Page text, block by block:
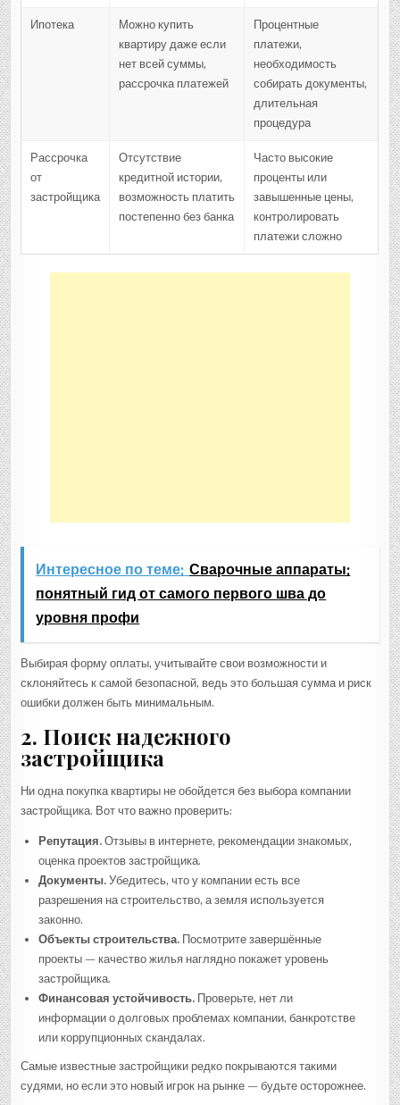
Ипотека
Можно купить
квартиру даже если
нет всей суммы,
рассрочка платежей
Процентные
платежи,
необходимость
собирать документы,
длительная
процедура
Рассрочка
от
застройщика
Отсутствие
кредитной истории,
возможность платить
постепенно без банка
Часто высокие
проценты или
завышенные цены,
контролировать
платежи сложно
Интересное по теме: Сварочные аппараты:
понятный гид от самого первого шва до
уровня профи
Выбирая форму оплаты, учитывайте свои возможности и
склоняйтесь к самой безопасной, ведь это большая сумма и риск
ошибки должен быть минимальным.
2. Поиск надежного
застройщика
Ни одна покупка квартиры не обойдется без выбора компании
застройщика. Вот что важно проверить:
Репутация. Отзывы в интернете, рекомендации знакомых,
оценка проектов застройщика.
Документы. Убедитесь, что у компании есть все
разрешения на строительство, а земля используется
законно.
Объекты строительства. Посмотрите завершённые
проекты — качество жилья наглядно покажет уровень
застройщика.
Финансовая устойчивость. Проверьте, нет ли
информации о долговых проблемах компании, банкротстве
или коррупционных скандалах.
Самые известные застройщики редко покрываются такими
судями, но если это новый игрок на рынке — будьте осторожнее.